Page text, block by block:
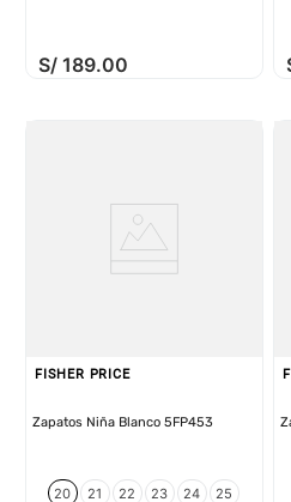
S/ 189.00
FISHER PRICE
Zapatos Niña Blanco 5FP453
20 21 22 23 24 25